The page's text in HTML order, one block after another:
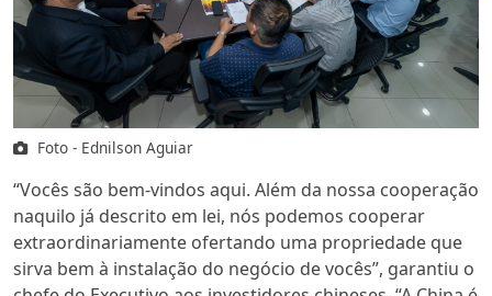
Foto - Ednilson Aguiar
“Vocês são bem-vindos aqui. Além da nossa cooperação
naquilo já descrito em lei, nós podemos cooperar
extraordinariamente ofertando uma propriedade que
sirva bem à instalação do negócio de vocês”, garantiu o